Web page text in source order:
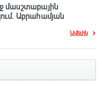
մասշտաբային
Աբրահամյան
Ավելին